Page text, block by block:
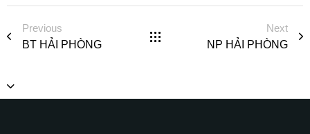
Previous
BT HẢI PHÒNG
Next
NP HẢI PHÒNG